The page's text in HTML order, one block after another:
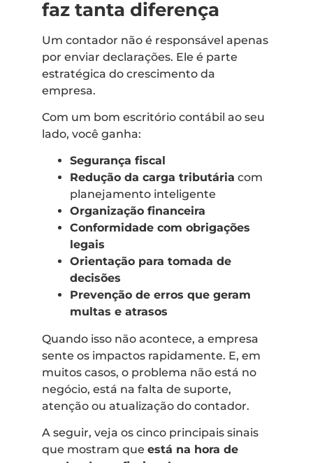
faz tanta diferença
Um contador não é responsável apenas
por enviar declarações. Ele é parte
estratégica do crescimento da
empresa.
Com um bom escritório contábil ao seu
lado, você ganha:
Segurança fiscal
Redução da carga tributária com
planejamento inteligente
Organização financeira
Conformidade com obrigações
legais
Orientação para tomada de
decisões
Prevenção de erros que geram
multas e atrasos
Quando isso não acontece, a empresa
sente os impactos rapidamente. E, em
muitos casos, o problema não está no
negócio, está na falta de suporte,
atenção ou atualização do contador.
A seguir, veja os cinco principais sinais
que mostram que está na hora de